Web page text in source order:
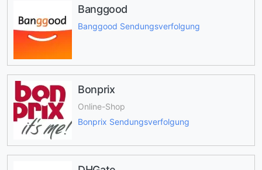
Banggood
Banggood Sendungsverfolgung
Bonprix
Online-Shop
Bonprix Sendungsverfolgung